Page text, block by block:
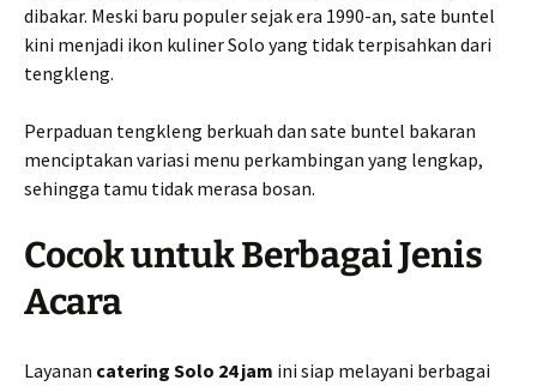
dibakar. Meski baru populer sejak era 1990-an, sate buntel
kini menjadi ikon kuliner Solo yang tidak terpisahkan dari
tengkleng.
Perpaduan tengkleng berkuah dan sate buntel bakaran
menciptakan variasi menu perkambingan yang lengkap,
sehingga tamu tidak merasa bosan.
Cocok untuk Berbagai Jenis
Acara
Layanan catering Solo 24 jam ini siap melayani berbagai